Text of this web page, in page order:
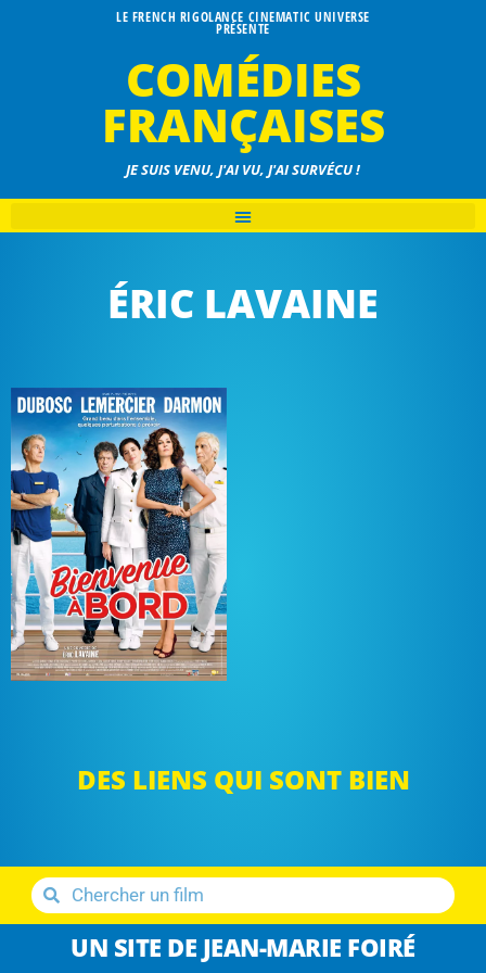
LE FRENCH RIGOLANCE CINEMATIC UNIVERSE
PRÉSENTE
COMÉDIES
FRANÇAISES
JE SUIS VENU, J'AI VU, J'AI SURVÉCU !
ÉRIC LAVAINE
DES LIENS QUI SONT BIEN
UN SITE DE JEAN-MARIE FOIRÉ